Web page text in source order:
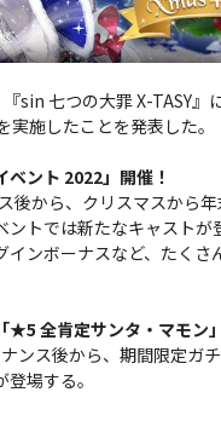
『sin 七つの大罪 X-TASY』
施したことを発表した。
ント 2022」開催！
後から、クリスマスから
ントでは新たなキャストが
インボーナスなど、たくさ
全肯定サンタ・マモン
ンス後から、期間限定ガ
場する。